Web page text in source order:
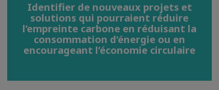
Identifier de nouveaux projets et
solutions qui pourraient réduire
l’empreinte carbone en réduisant la
consommation d’énergie ou en
encourageant l’économie circulaire